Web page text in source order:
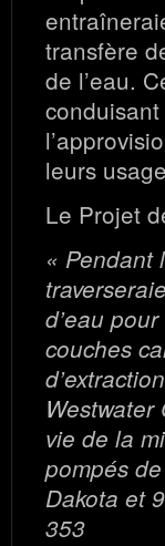
transfère
de l’eau.
leurs
Le Projet
« Pendant
d’eau
couches
vie de la
pompés
Dakota et
353